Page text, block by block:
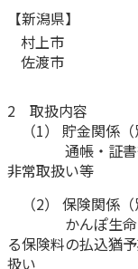
お客さまに関
各種サービス
かんぽプラチ
ご契約のし
保険用語集
保険料のお払
保険用語集
お問い合わせ
健康情報
かんぽアプリ
すこやか健康
かんぽ生命の
【新潟県】
村上市
佐渡市
2 取扱内容
（1） 貯金関係（
通帳・証書等
非常取扱い等
（2） 保険関係（
かんぽ生命の
る保険料の払込猶
扱い